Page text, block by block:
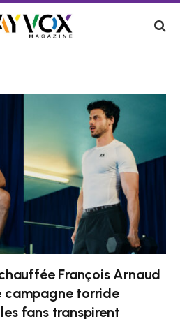
François Arnaud
campagne torride
fans transpirent